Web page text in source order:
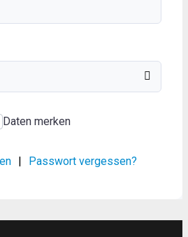
Daten merken
| Passwort vergessen?